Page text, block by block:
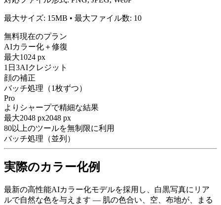
最大サイズ: 15MB • 最大ファイル数: 10
無料現在のプラン
AIカラー化＋修復
最大1024 px
1日3AIクレジット
顔の補正
バッチ処理（1枚ずつ）
Pro
よりシャープで精細な結果
最大2048 px2048 px
80以上のツールを無制限に利用
バッチ処理（並列）
実際のカラー化例
最新の高性能AIカラー化モデルを採用し、白黒写真にリア
ルで自然な色を与えます — 肌の色合い、空、布地が、まる